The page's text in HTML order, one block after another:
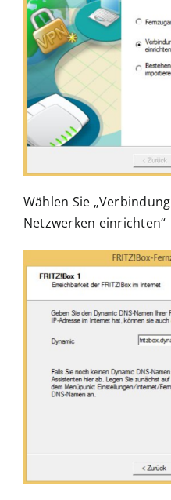
Wählen Sie
Netzwerken einrichten“